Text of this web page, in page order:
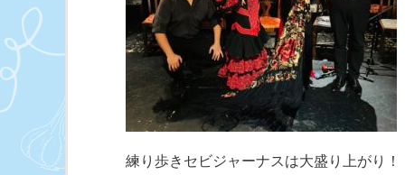
練り歩きセビジャーナスは大盛り上がり！